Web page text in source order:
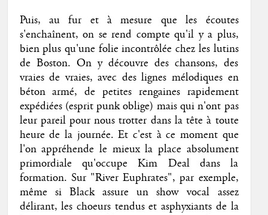
Puis, au fur et à mesure que les écoutes
s'enchaînent, on se rend compte qu'il y a plus,
bien plus qu'une folie incontrôlée chez les lutins
de Boston. On y découvre des chansons, des
vraies de vraies, avec des lignes mélodiques en
béton armé, de petites rengaines rapidement
expédiées (esprit punk oblige) mais qui n'ont pas
leur pareil pour nous trotter dans la tête à toute
heure de la journée. Et c'est à ce moment que
l'on appréhende le mieux la place absolument
primordiale qu'occupe Kim Deal dans la
formation. Sur "River Euphrates", par exemple,
même si Black assure un show vocal assez
délirant, les choeurs tendus et asphyxiants de la